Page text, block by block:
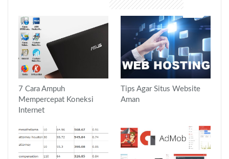
7 Cara Ampuh
Mempercepat Koneksi
Internet
Tips Agar Situs Website
Aman